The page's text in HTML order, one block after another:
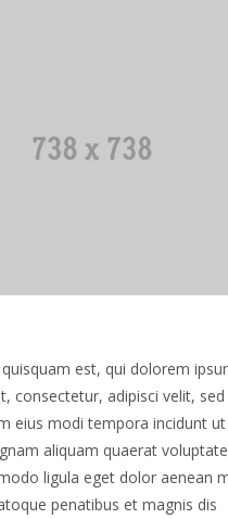
est, qui dolorem
consectetur, adipisci velit, sed
eius modi tempora incidunt
aliquam quaerat
ligula eget dolor aenean
penatibus et magnis dis